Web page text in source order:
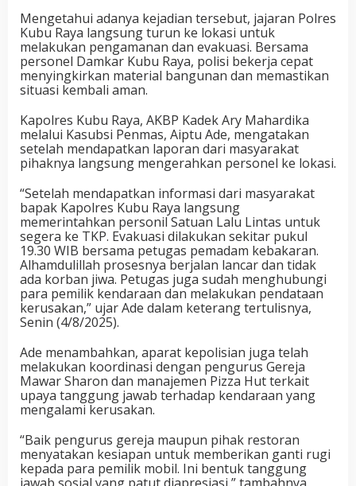
Mengetahui adanya kejadian tersebut, jajaran Polres
Kubu Raya langsung turun ke lokasi untuk
melakukan pengamanan dan evakuasi. Bersama
personel Damkar Kubu Raya, polisi bekerja cepat
menyingkirkan material bangunan dan memastikan
situasi kembali aman.
Kapolres Kubu Raya, AKBP Kadek Ary Mahardika
melalui Kasubsi Penmas, Aiptu Ade, mengatakan
setelah mendapatkan laporan dari masyarakat
pihaknya langsung mengerahkan personel ke lokasi.
“Setelah mendapatkan informasi dari masyarakat
bapak Kapolres Kubu Raya langsung
memerintahkan personil Satuan Lalu Lintas untuk
segera ke TKP. Evakuasi dilakukan sekitar pukul
19.30 WIB bersama petugas pemadam kebakaran.
Alhamdulillah prosesnya berjalan lancar dan tidak
ada korban jiwa. Petugas juga sudah menghubungi
para pemilik kendaraan dan melakukan pendataan
kerusakan,” ujar Ade dalam keterang tertulisnya,
Senin (4/8/2025).
Ade menambahkan, aparat kepolisian juga telah
melakukan koordinasi dengan pengurus Gereja
Mawar Sharon dan manajemen Pizza Hut terkait
upaya tanggung jawab terhadap kendaraan yang
mengalami kerusakan.
“Baik pengurus gereja maupun pihak restoran
menyatakan kesiapan untuk memberikan ganti rugi
kepada para pemilik mobil. Ini bentuk tanggung